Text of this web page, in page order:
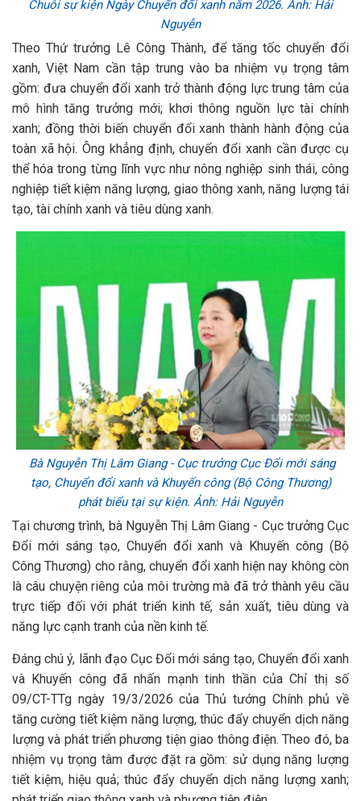
Chuỗi sự kiện Ngày Chuyển đổi xanh năm 2026. Ảnh: Hải
Nguyễn
Theo Thứ trưởng Lê Công Thành, để tăng tốc chuyển đổi
xanh, Việt Nam cần tập trung vào ba nhiệm vụ trọng tâm
gồm: đưa chuyển đổi xanh trở thành động lực trung tâm của
mô hình tăng trưởng mới; khơi thông nguồn lực tài chính
xanh; đồng thời biến chuyển đổi xanh thành hành động của
toàn xã hội. Ông khẳng định, chuyển đổi xanh cần được cụ
thể hóa trong từng lĩnh vực như nông nghiệp sinh thái, công
nghiệp tiết kiệm năng lượng, giao thông xanh, năng lượng tái
tạo, tài chính xanh và tiêu dùng xanh.
Bà Nguyễn Thị Lâm Giang - Cục trưởng Cục Đổi mới sáng
tạo, Chuyển đổi xanh và Khuyến công (Bộ Công Thương)
phát biểu tại sự kiện. Ảnh: Hải Nguyễn
Tại chương trình, bà Nguyễn Thị Lâm Giang - Cục trưởng Cục
Đổi mới sáng tạo, Chuyển đổi xanh và Khuyến công (Bộ
Công Thương) cho rằng, chuyển đổi xanh hiện nay không còn
là câu chuyện riêng của môi trường mà đã trở thành yêu cầu
trực tiếp đối với phát triển kinh tế, sản xuất, tiêu dùng và
năng lực cạnh tranh của nền kinh tế.
Đáng chú ý, lãnh đạo Cục Đổi mới sáng tạo, Chuyển đổi xanh
và Khuyến công đã nhấn mạnh tinh thần của Chỉ thị số
09/CT-TTg ngày 19/3/2026 của Thủ tướng Chính phủ về
tăng cường tiết kiệm năng lượng, thúc đẩy chuyển dịch năng
lượng và phát triển phương tiện giao thông điện. Theo đó, ba
nhiệm vụ trọng tâm được đặt ra gồm: sử dụng năng lượng
tiết kiệm, hiệu quả; thúc đẩy chuyển dịch năng lượng xanh;